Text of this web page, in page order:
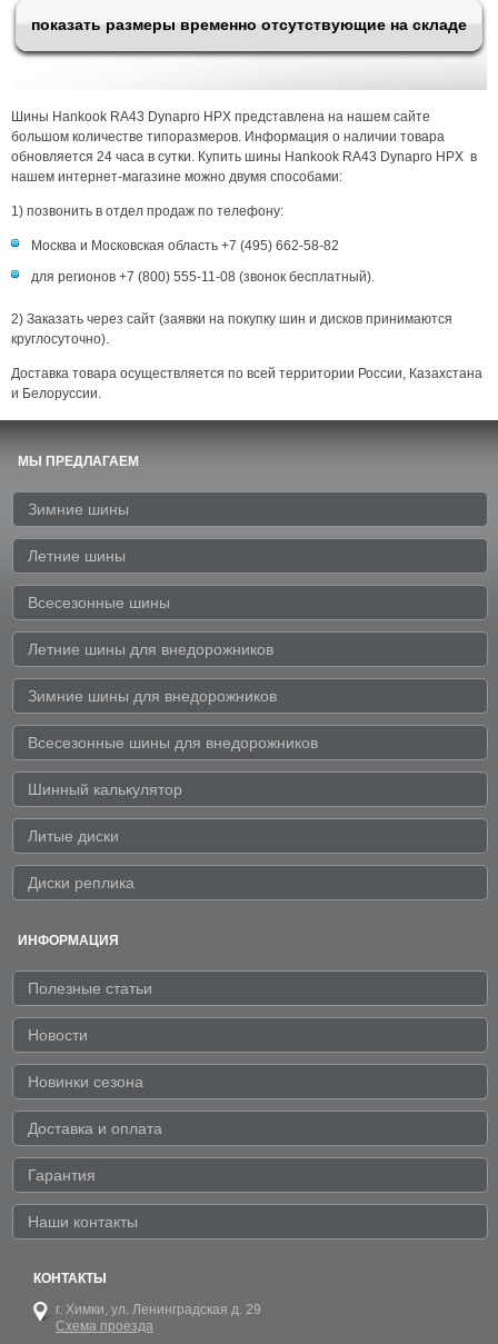
показать размеры временно отсутствующие на складе
Шины Hankook RA43 Dynapro HPX представлена на нашем сайте
большом количестве типоразмеров. Информация о наличии товара
обновляется 24 часа в сутки. Купить шины Hankook RA43 Dynapro HPX в
нашем интернет-магазине можно двумя способами:
1) позвонить в отдел продаж по телефону:
Москва и Московская область +7 (495) 662-58-82
для регионов +7 (800) 555-11-08 (звонок бесплатный).
2) Заказать через сайт (заявки на покупку шин и дисков принимаются
круглосуточно).
Доставка товара осуществляется по всей территории России, Казахстана
и Белоруссии.
МЫ ПРЕДЛАГАЕМ
Зимние шины
Летние шины
Всесезонные шины
Летние шины для внедорожников
Зимние шины для внедорожников
Всесезонные шины для внедорожников
Шинный калькулятор
Литые диски
Диски реплика
ИНФОРМАЦИЯ
Полезные статьи
Новости
Новинки сезона
Доставка и оплата
Гарантия
Наши контакты
КОНТАКТЫ
г. Химки, ул. Ленинградская д. 29
Схема проезда